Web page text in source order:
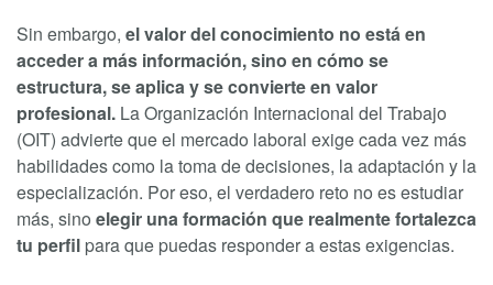
Sin embargo, el valor del conocimiento no está en
acceder a más información, sino en cómo se
estructura, se aplica y se convierte en valor
profesional. La Organización Internacional del Trabajo
(OIT) advierte que el mercado laboral exige cada vez más
habilidades como la toma de decisiones, la adaptación y la
especialización. Por eso, el verdadero reto no es estudiar
más, sino elegir una formación que realmente fortalezca
tu perfil para que puedas responder a estas exigencias.